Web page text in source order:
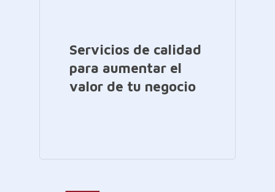
Servicios de calidad
para aumentar el
valor de tu negocio